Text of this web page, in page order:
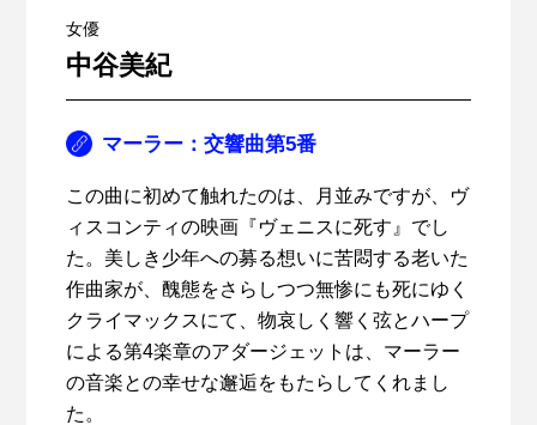
女優
中谷美紀
マーラー：交響曲第5番
この曲に初めて触れたのは、月並みですが、ヴ
ィスコンティの映画『ヴェニスに死す』でし
た。美しき少年への募る想いに苦悶する老いた
作曲家が、醜態をさらしつつ無惨にも死にゆく
クライマックスにて、物哀しく響く弦とハープ
による第4楽章のアダージェットは、マーラー
の音楽との幸せな邂逅をもたらしてくれまし
た。